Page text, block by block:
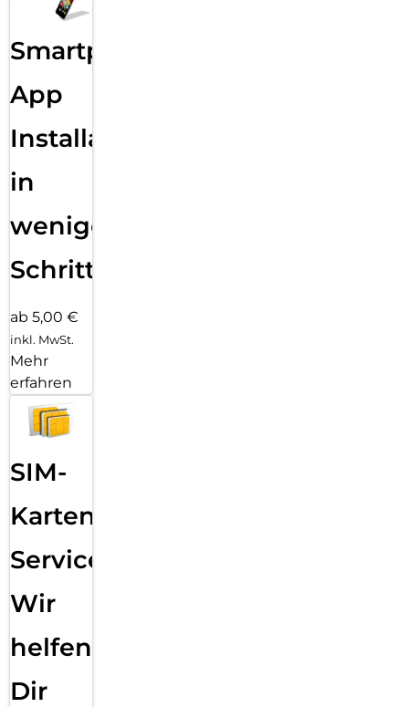
Smartphone
App
Installation
in
wenigen
Schritten
ab 5,00 €
inkl. MwSt.
Mehr
erfahren
SIM-
Karten
Service:
Wir
helfen
Dir